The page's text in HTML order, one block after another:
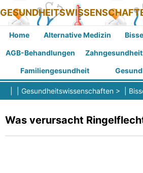
Home Alternative Medizin
AGB-Behandlungen Zahngesundheit
Familiengesundheit
Gesundheitswissenschaften > |
Was verursacht